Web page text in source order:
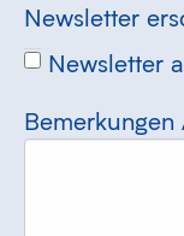
Newsletter
Newsletter